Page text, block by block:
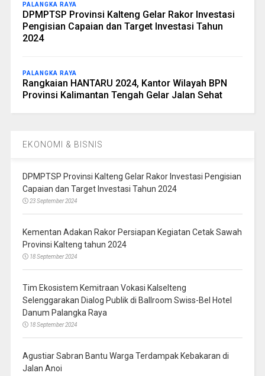
PALANGKA RAYA
DPMPTSP Provinsi Kalteng Gelar Rakor Investasi
Pengisian Capaian dan Target Investasi Tahun
2024
PALANGKA RAYA
Rangkaian HANTARU 2024, Kantor Wilayah BPN
Provinsi Kalimantan Tengah Gelar Jalan Sehat
EKONOMI & BISNIS
DPMPTSP Provinsi Kalteng Gelar Rakor Investasi Pengisian
Capaian dan Target Investasi Tahun 2024
23 September 2024
Kementan Adakan Rakor Persiapan Kegiatan Cetak Sawah
Provinsi Kalteng tahun 2024
18 September 2024
Tim Ekosistem Kemitraan Vokasi Kalselteng
Selenggarakan Dialog Publik di Ballroom Swiss-Bel Hotel
Danum Palangka Raya
18 September 2024
Agustiar Sabran Bantu Warga Terdampak Kebakaran di
Jalan Anoi